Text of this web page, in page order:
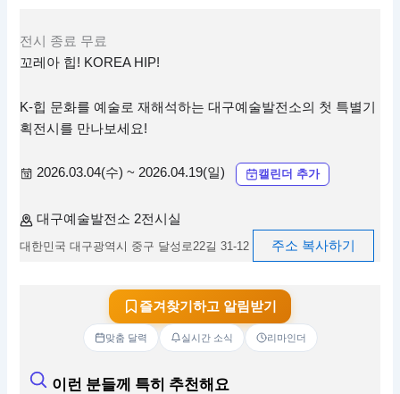
전시 종료 무료
꼬레아 힙! KOREA HIP!
K-힙 문화를 예술로 재해석하는 대구예술발전소의 첫 특별기
획전시를 만나보세요!
2026.03.04(수) ~ 2026.04.19(일) 캘린더 추가
대구예술발전소 2전시실
대한민국 대구광역시 중구 달성로22길 31-12 주소 복사하기
즐겨찾기하고 알림받기
맞춤 달력 실시간 소식 리마인더
이런 분들께 특히 추천해요